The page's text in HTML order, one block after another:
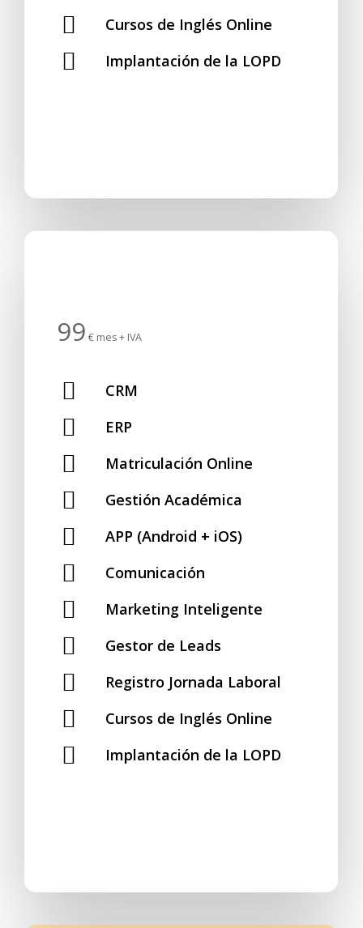
Cursos de Inglés Online
Implantación de la LOPD
99 € mes + IVA
CRM
ERP
Matriculación Online
Gestión Académica
APP (Android + iOS)
Comunicación
Marketing Inteligente
Gestor de Leads
Registro Jornada Laboral
Cursos de Inglés Online
Implantación de la LOPD